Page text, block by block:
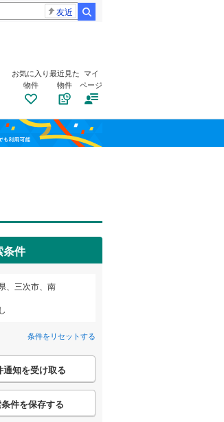
友近
お気に入り
物件
最近見た
物件
マイ
ページ
条件
、三次市、南
条件をリセットする
通知を受け取る
件を保存する
島 沖縄
)
(
(0)
(1)
(0)
テム（0）
）
1）